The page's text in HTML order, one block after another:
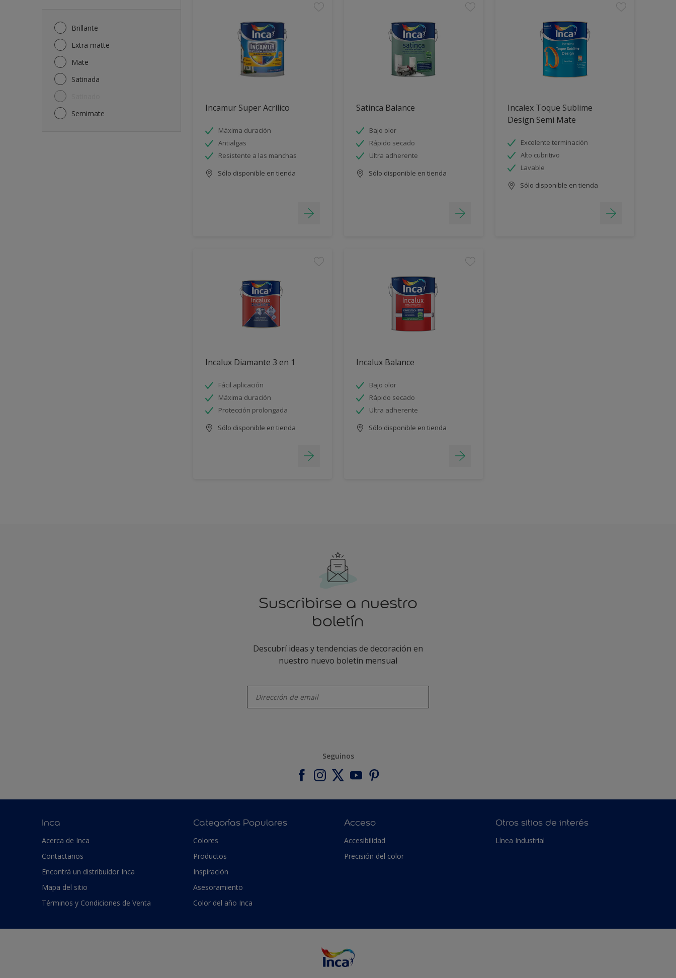
Brillante
Extra matte
Mate
Satinada
Semimate
Incamur Super Acrílico
Máxima duración
Antialgas
Resistente a las manchas
Sólo disponible en tienda
Satinca Balance
Bajo olor
Rápido secado
Ultra adherente
Sólo disponible en tienda
Incalex Toque Sublime
Design Semi Mate
Excelente terminación
Alto cubritivo
Lavable
Sólo disponible en tienda
Incalux Diamante 3 en 1
Fácil aplicación
Máxima duración
Protección prolongada
Sólo disponible en tienda
Incalux Balance
Bajo olor
Rápido secado
Ultra adherente
Sólo disponible en tienda
Suscribirse a nuestro
boletín
Descubrí ideas y tendencias de decoración en
nuestro nuevo boletín mensual
Seguinos
Inca
Acerca de Inca
Contactanos
Encontrá un distribuidor Inca
Mapa del sitio
Términos y Condiciones de Venta
Categorías Populares
Colores
Productos
Inspiración
Asesoramiento
Color del año Inca
Acceso
Accesibilidad
Precisión del color
Otros sitios de interés
Línea Industrial